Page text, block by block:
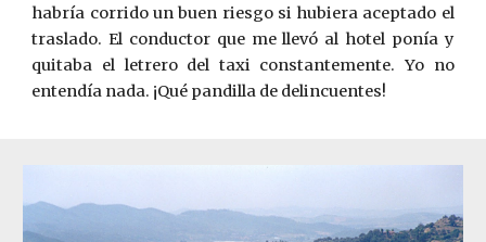
habría corrido un buen riesgo si hubiera aceptado el
traslado. El conductor que me llevó al hotel ponía y
quitaba el letrero del taxi constantemente. Yo no
entendía nada. ¡Qué pandilla de delincuentes!